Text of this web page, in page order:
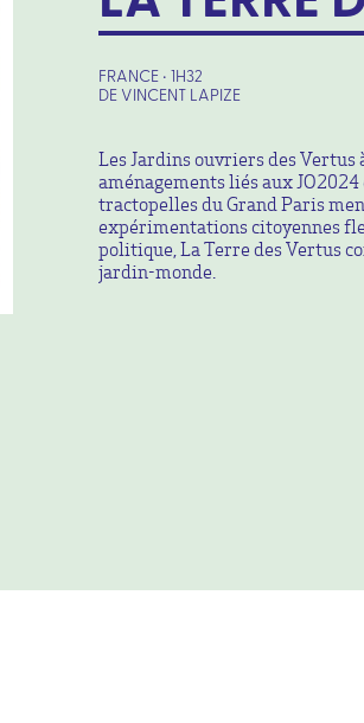
FRANCE • 1H32
DE VINCENT LAPIZE
Les Jardins ouvriers des
aménagements liés aux
tractopelles du Grand Paris
expérimentations citoyennes
politique, La Terre des Vertus
jardin-monde.